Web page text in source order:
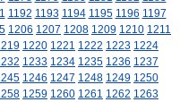
1192 1193 1194 1195 1196 1197
1206 1207 1208 1209 1210 1211
1220 1221 1222 1223 1224
1233 1234 1235 1236 1237
1246 1247 1248 1249 1250
1259 1260 1261 1262 1263